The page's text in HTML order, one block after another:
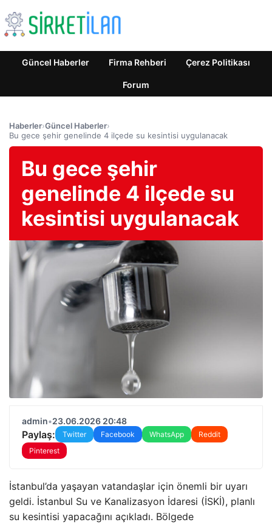
Güncel Haberler Firma Rehberi Çerez Politikası
Forum
Haberler›Güncel Haberler›
Bu gece şehir genelinde 4 ilçede su kesintisi uygulanacak
Bu gece şehir
genelinde 4 ilçede su
kesintisi uygulanacak
admin•23.06.2026 20:48
Paylaş: Twitter Facebook WhatsApp
Reddit
Pinterest
İstanbul’da yaşayan vatandaşlar için önemli bir uyarı
geldi. İstanbul Su ve Kanalizasyon İdaresi (İSKİ), planlı
su kesintisi yapacağını açıkladı. Bölgede